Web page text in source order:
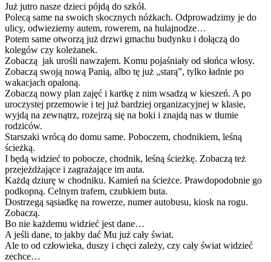
Już jutro nasze dzieci pójdą do szkół.
Polecą same na swoich skocznych nóżkach. Odprowadzimy je do
ulicy, odwieziemy autem, rowerem, na hulajnodze…
Potem same otworzą już drzwi gmachu budynku i dołączą do
kolegów czy koleżanek.
Zobaczą jak urośli nawzajem. Komu pojaśniały od słońca włosy.
Zobaczą swoją nową Panią, albo tę już „starą”, tylko ładnie po
wakacjach opaloną.
Zobaczą nowy plan zajęć i kartkę z nim wsadzą w kieszeń. A po
uroczystej przemowie i tej już bardziej organizacyjnej w klasie,
wyjdą na zewnątrz, rozejrzą się na boki i znajdą nas w tłumie
rodziców.
Starszaki wrócą do domu same. Poboczem, chodnikiem, leśną
ścieżką.
I będą widzieć to pobocze, chodnik, leśną ścieżkę. Zobaczą też
przejeżdżające i zagrażające im auta.
Każdą dziurę w chodniku. Kamień na ścieżce. Prawdopodobnie go
podkopną. Celnym trafem, czubkiem buta.
Dostrzegą sąsiadkę na rowerze, numer autobusu, kiosk na rogu.
Zobaczą.
Bo nie każdemu widzieć jest dane…
A jeśli dane, to jakby dać Mu już cały świat.
Ale to od człowieka, duszy i chęci zależy, czy cały świat widzieć
zechce…